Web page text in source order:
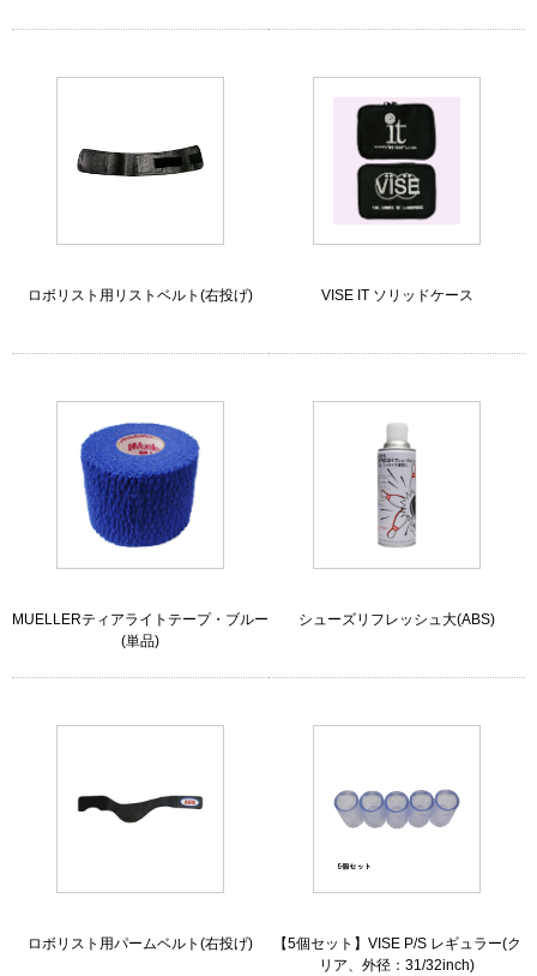
ロボリスト用リストベルト(右投げ) VISE IT ソリッドケース
MUELLERティアライトテープ・ブルー
(単品)
シューズリフレッシュ大(ABS)
ロボリスト用パームベルト(右投げ)
【5個セット】VISE P/S レギュラー(ク
リア、外径：31/32inch)